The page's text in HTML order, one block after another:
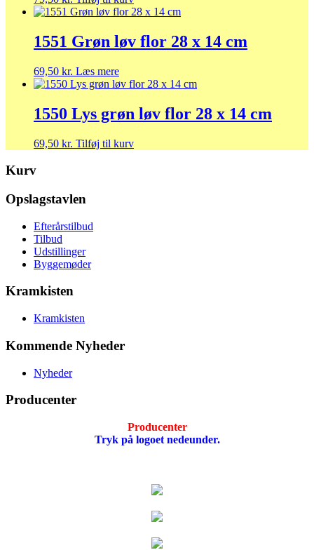
1551 Grøn løv flor 28 x 14 cm
69,50 kr. Læs mere
1550 Lys grøn løv flor 28 x 14 cm
69,50 kr. Tilføj til kurv
Kurv
Opslagstavlen
Efterårstilbud
Tilbud
Udstillinger
Byggemøder
Kramkisten
Kramkisten
Kommende Nyheder
Nyheder
Producenter
Producenter
Tryk på logoet nedeunder.